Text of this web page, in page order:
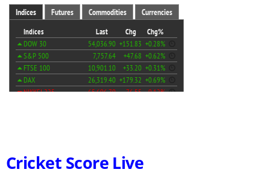
Cricket Score Live